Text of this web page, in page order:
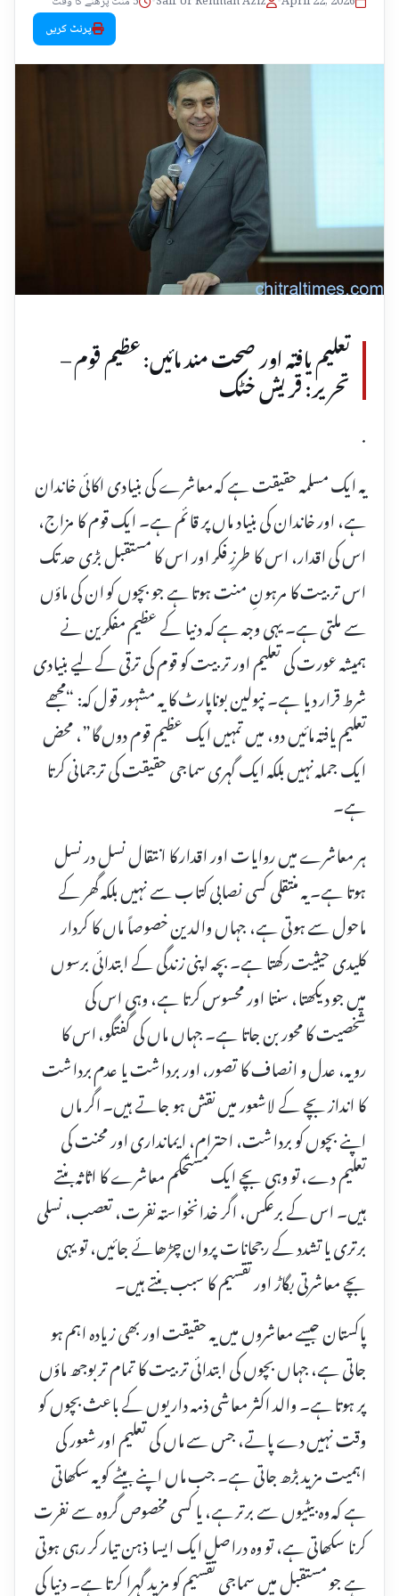
پرنٹ کریں
تعلیم یافتہ اور صحت مند مائیں: عظیم قوم –
تحریر: قریش خٹک
.
یہ ایک مسلمہ حقیقت ہے کہ معاشرے کی بنیادی اکائی خاندان
ہے، اور خاندان کی بنیاد ماں پر قائم ہے۔ ایک قوم کا مزاج،
اس کی اقدار، اس کا طرزِ فکر اور اس کا مستقبل بڑی حد تک
اس تربیت کا مرہونِ منت ہوتا ہے جو بچوں کو ان کی ماؤں
سے ملتی ہے۔ یہی وجہ ہے کہ دنیا کے عظیم مفکرین نے
ہمیشہ عورت کی تعلیم اور تربیت کو قوم کی ترقی کے لیے بنیادی
شرط قرار دیا ہے۔ نپولین بوناپارٹ کا یہ مشہور قول کہ: “مجھے
تعلیم یافتہ مائیں دو، میں تمہیں ایک عظیم قوم دوں گا”، محض
ایک جملہ نہیں بلکہ ایک گہری سماجی حقیقت کی ترجمانی کرتا
ہے۔
ہر معاشرے میں روایات اور اقدار کا انتقال نسل در نسل
ہوتا ہے۔ یہ منتقلی کسی نصابی کتاب سے نہیں بلکہ گھر کے
ماحول سے ہوتی ہے، جہاں والدین خصوصاً ماں کا کردار
کلیدی حیثیت رکھتا ہے۔ بچہ اپنی زندگی کے ابتدائی برسوں
میں جو دیکھتا، سنتا اور محسوس کرتا ہے، وہی اس کی
شخصیت کا محور بن جاتا ہے۔ جہاں ماں کی گفتگو، اس کا
رویہ، عدل و انصاف کا تصور، اور برداشت یا عدم برداشت
کا انداز بچے کے لاشعور میں نقش ہو جاتے ہیں۔ اگر ماں
اپنے بچوں کو برداشت، احترام، ایمانداری اور محنت کی
تعلیم دے، تو وہی بچے ایک مستحکم معاشرے کا اثاثہ بنتے
ہیں۔ اس کے برعکس، اگر خدانخواستہ نفرت، تعصب، نسلی
برتری یا تشدد کے رجحانات پروان چڑھائے جائیں، تو یہی
بچے معاشرتی بگاڑ اور تقسیم کا سبب بنتے ہیں۔
پاکستان جیسے معاشروں میں یہ حقیقت اور بھی زیادہ اہم ہو
جاتی ہے، جہاں بچوں کی ابتدائی تربیت کا تمام تر بوجھ ماؤں
پر ہوتا ہے۔ والد اکثر معاشی ذمہ داریوں کے باعث بچوں کو
وقت نہیں دے پاتے، جس سے ماں کی تعلیم اور شعور کی
اہمیت مزید بڑھ جاتی ہے۔ جب ماں اپنے بیٹے کو یہ سکھاتی
ہے کہ وہ بیٹیوں سے برتر ہے، یا کسی مخصوص گروہ سے نفرت
کرنا سکھاتی ہے، تو وہ دراصل ایک ایسا ذہن تیار کر رہی ہوتی
ہے جو مستقبل میں سماجی تقسیم کو مزید گہرا کرتا ہے۔ دنیا کی